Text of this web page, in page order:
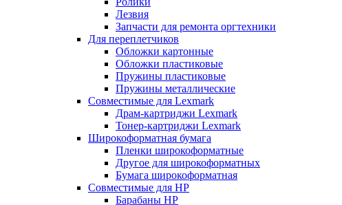
Лезвия
Запчасти для ремонта оргтехники
Для переплетчиков
Обложки картонные
Обложки пластиковые
Пружины пластиковые
Пружины металлические
Совместимые для Lexmark
Драм-картриджи Lexmark
Тонер-картриджи Lexmark
Широкоформатная бумага
Пленки широкоформатные
Другое для широкоформатных
Бумага широкоформатная
Совместимые для HP
Барабаны HP